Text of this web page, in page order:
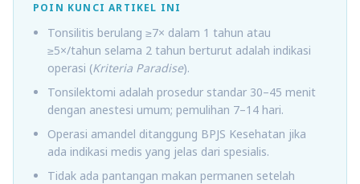
POIN KUNCI ARTIKEL INI
Tonsilitis berulang ≥7× dalam 1 tahun atau
≥5×/tahun selama 2 tahun berturut adalah indikasi
operasi (Kriteria Paradise).
Tonsilektomi adalah prosedur standar 30–45 menit
dengan anestesi umum; pemulihan 7–14 hari.
Operasi amandel ditanggung BPJS Kesehatan jika
ada indikasi medis yang jelas dari spesialis.
Tidak ada pantangan makan permanen setelah